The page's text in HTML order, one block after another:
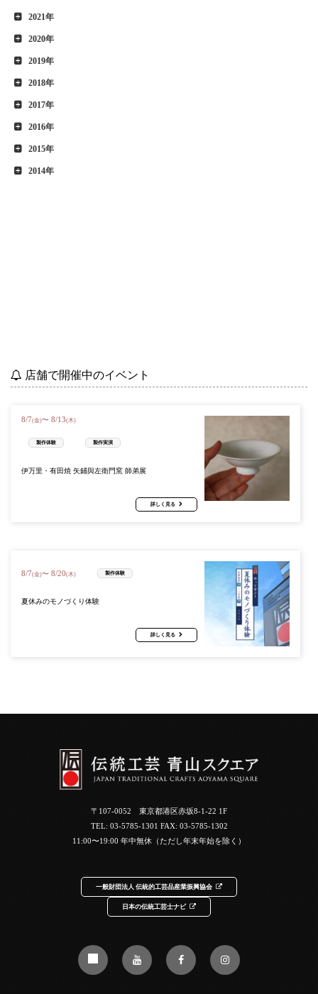
2021年
2020年
2019年
2018年
2017年
2016年
2015年
2014年
店舗で開催中のイベント
8/7(金)〜 8/13(木)
製作体験 製作実演
伊万里・有田焼 矢鋪與左衛門窯 師弟展
詳しく見る
8/7(金)〜 8/20(木) 製作体験
夏休みのモノづくり体験
詳しく見る
〒107-0052 東京都港区赤坂8-1-22 1F
TEL: 03-5785-1301 FAX: 03-5785-1302
11:00〜19:00 年中無休（ただし年末年始を除く）
一般財団法人 伝統的工芸品産業振興協会
日本の伝統工芸士ナビ